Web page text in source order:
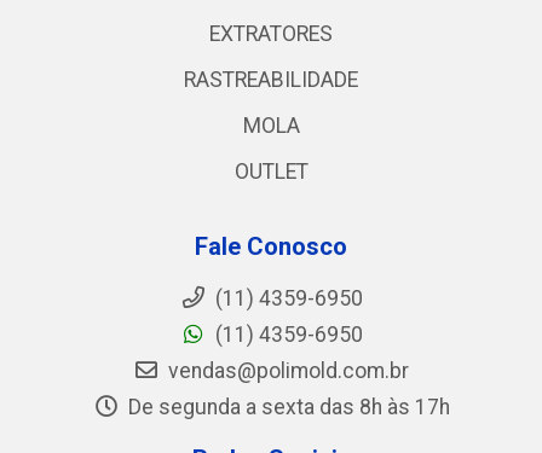
EXTRATORES
RASTREABILIDADE
MOLA
OUTLET
Fale Conosco
(11) 4359-6950
(11) 4359-6950
vendas@polimold.com.br
De segunda a sexta das 8h às 17h